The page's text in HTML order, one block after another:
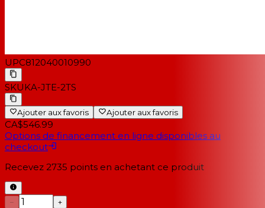
UPC812040010990
SKUKA-JTE-2TS
Ajouter aux favoris Ajouter aux favoris
CA$546.99
Options de financement en ligne disponibles au
checkout
Recevez 2735 points en achetant ce produit
−
+